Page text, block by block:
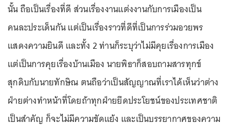
นั้น ถือเป็นเรื่องที่ดี ส่วนเรื่องงานแต่งงานกับการเมืองเป็น
คนละประเด็นกัน แต่เป็นเรื่องราวที่ดีที่เป็นการร่วมอวยพร
แสดงความยินดี และทั้ง 2 ท่านก็ระบุว่าไม่มีคุยเรื่องการเมือง
แต่เป็นการคุยเรื่องบ้านเมือง นายพิธาก็สอบถามสารทุกข์
สุกดิบกับนายทักษิณ ตนถือว่าเป็นสัญญาณที่เราได้เห็นว่าต่าง
ฝ่ายต่างทำหน้าที่โดยถ้าทุกฝ่ายยึดประโยชน์ของประเทศชาติ
เป็นสำคัญ ก็จะไม่มีความขัดแย้ง และเป็นบรรยากาศของความ